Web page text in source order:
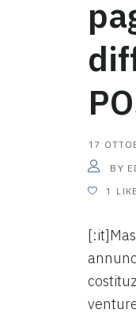
17
BY
1 LIKE